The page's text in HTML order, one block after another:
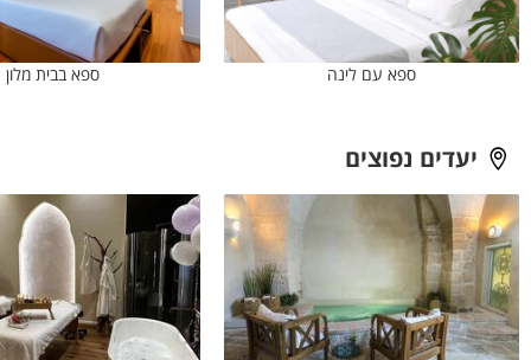
ספא עם לינה ספא בבית מלון
יעדים נפוצים